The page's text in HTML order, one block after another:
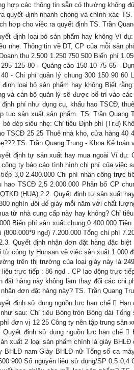
hợp các thông tin sẵn có thường không
quyết định nhanh chóng và chính xác
hợp cho việc ra quyết định TS. Trần
định loại bỏ sản phẩm hay không Ví
nhẹ. Thông tin về DT, CP của mỗi sản
thu 2.500 1.250 750 500 Biến phí
125 80 - Quảng cáo 150 10 75 65 -
40 - Chi phí quản lý chung 300 150 90 60
định loại bỏ sản phẩm hay không Biết
và cán bộ quản lý sẽ được bố trí vào
phí như dụng cụ, khấu hao TSCĐ,
tục sản xuất sản phẩm. TS. Trần Quang
bỏ dép siêu nhẹ: Chỉ tiêu Định phí (Tr.đ)
TSCĐ 25 25 Thuê nhà kho, cửa hàng
TS. Trần Quang Trung - Khoa Kế toán
định tự sản xuất hay mua ngoài Ví
ty báo cáo tình hình chi phí của việc
3,0 2.400.000 Chi phí nhân công trực
hao TSCĐ 2,5 2.000.000 Phân bổ CP
(HUA) 2.2. Quyết định tự sản xuất
nghìn đôi đế giày mỗi năm với chất
từ nhà cung cấp này hay không? Chỉ
Biến phí sản xuất chung 0 400.000
(800.000*9 ngđ) 7.200.000 Tổng chi phí
Quyết định nhận đơn đặt hàng đặc
công ty Hunsan về việc sản xuất 1.000
trên thị trường của loại giày này là
trực tiếp : 86 ngđ . CP lao động trực
đặt hàng này không làm thay đổi các chi
đơn đặt hàng này? TS. Trần Quang
định sử dụng nguồn lực hạn chế 
sau: Chỉ tiêu Bóng tròn Bòng dài
đơn vị 12 25 Công ty nên tập trung sản
Quyết định sử dụng nguồn lực hạn chế
xuất 2 loại sản phẩm chính là giày
BHLĐ nam Giày BHLĐ nữ Tổng số ca
900 Số nguyên liệu sử dụng/SP 0,5